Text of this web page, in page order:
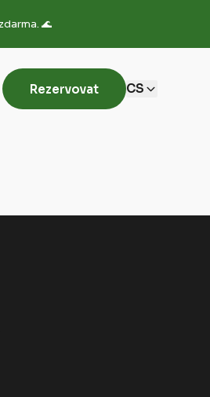
🌊
Rezervovat CS